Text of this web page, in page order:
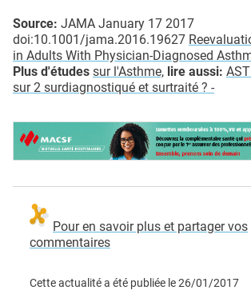
Source: JAMA January 17 2017
doi:10.1001/jama.2016.19627
in Adults With Physician-Diagnosed
Plus d'études sur l'Asthme, lire aussi:
sur 2 surdiagnostiqué et surtraité ? -
Pour en savoir plus et partager vos
commentaires
Cette actualité a été publiée le26/01/2017